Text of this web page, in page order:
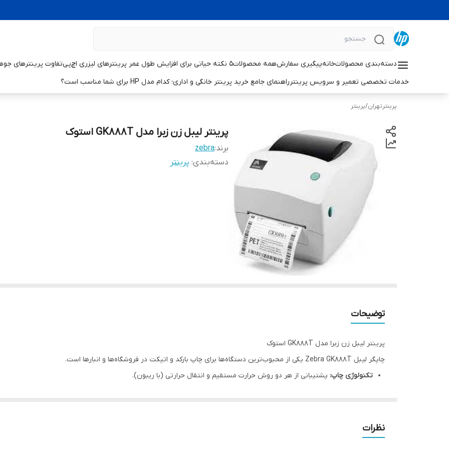
دسته‌بندی محصولاتخانهپیگیری سفارشهمه محصولات۵ نکته حیاتی برای افزایش طول عمر پرینترهای لیزری اچ‌پی
تفاوت پرینترهای
خدمات تخصصی تعمیر و سرویس پرینترراهنمای جامع خرید پرینتر خانگی و اداری؛ کدام مدل HP برای شما مناسب است؟
پرینترتهران/پرینتر
پرینتر لیبل زن زبرا مدل GK888T استوک
برند:zebra
دسته‌بندی: پرینتر
توضیحات
پرینتر لیبل زن زبرا مدل GK888T استوک
چاپگر لیبل Zebra GK888T یکی از محبوب‌ترین دستگاه‌ها برای چاپ بارکد و اتیکت در فروشگاه‌ها و انبارها است.
تکنولوژی چاپ: پشتیبانی از هر دو روش حرارت مستقیم و انتقال حرارتی (با ریبون).
نظرات